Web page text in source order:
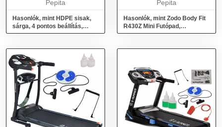
Pepita
Hasonlók, mint HDPE sisak,
sárga, 4 pontos beállítás,
Richmann Exclusive
Pepita
Hasonlók, mint Zodo Body Fit
R430Z Mini Futópad,
Elektromos, Összehajtható,